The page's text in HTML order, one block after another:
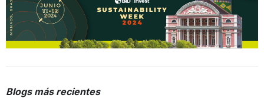
Blogs más recientes